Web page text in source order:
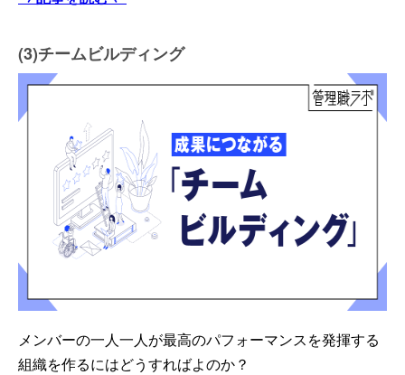
(3)チームビルディング
メンバーの一人一人が最高のパフォーマンスを発揮する
組織を作るにはどうすればよのか？